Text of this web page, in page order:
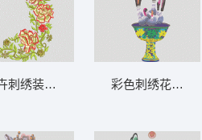
刺绣装饰图案 靓花 彩色刺绣花瓶插